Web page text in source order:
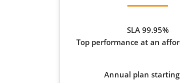
SLA 99.95%
Top performance at an
Annual plan